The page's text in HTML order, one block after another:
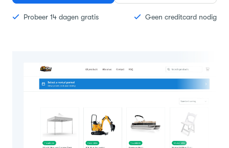
Probeer 14 dagen gratis Geen creditcard nodig